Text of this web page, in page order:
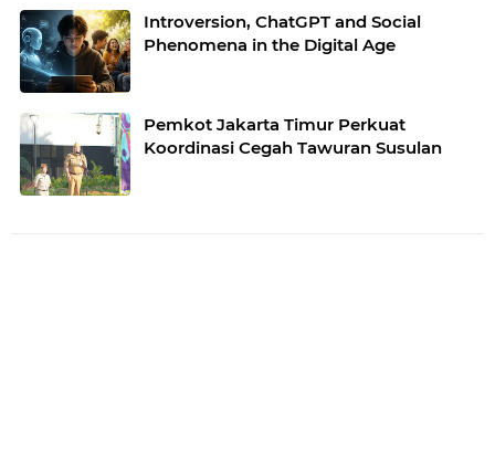
Introversion, ChatGPT and Social
Phenomena in the Digital Age
Pemkot Jakarta Timur Perkuat
Koordinasi Cegah Tawuran Susulan